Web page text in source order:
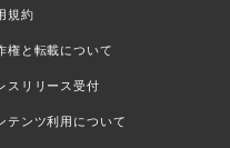
規約
権と転載について
スリリース受付
テンツ利用について